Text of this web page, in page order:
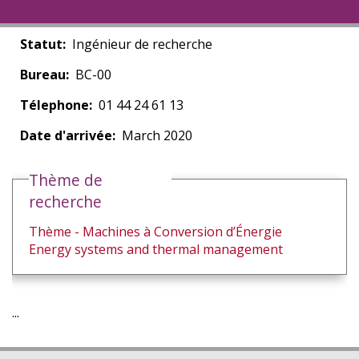
Statut
Ingénieur de recherche
Bureau
BC-00
Télephone 01 44 24 61 13
Date d'arrivée
March 2020
Thème de
recherche
Thème - Machines à Conversion d’Énergie
Energy systems and thermal management
...